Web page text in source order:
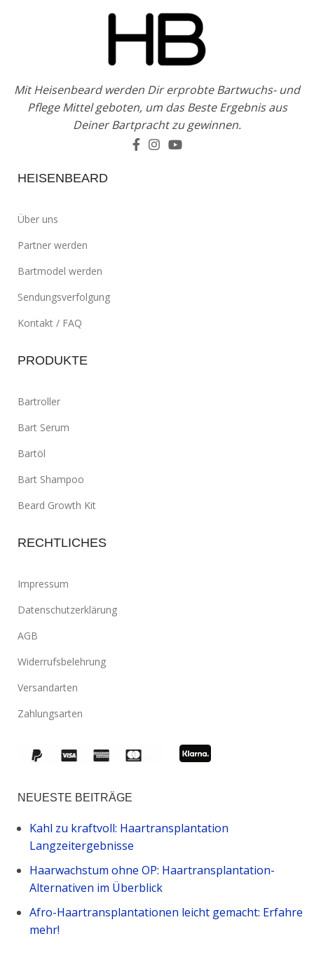
Mit Heisenbeard werden Dir erprobte Bartwuchs- und
Pflege Mittel geboten, um das Beste Ergebnis aus
Deiner Bartpracht zu gewinnen.
HEISENBEARD
Über uns
Partner werden
Bartmodel werden
Sendungsverfolgung
Kontakt / FAQ
PRODUKTE
Bartroller
Bart Serum
Bartöl
Bart Shampoo
Beard Growth Kit
RECHTLICHES
Impressum
Datenschutzerklärung
AGB
Widerrufsbelehrung
Versandarten
Zahlungsarten
NEUESTE BEITRÄGE
Kahl zu kraftvoll: Haartransplantation
Langzeitergebnisse
Haarwachstum ohne OP: Haartransplantation-
Alternativen im Überblick
Afro-Haartransplantationen leicht gemacht: Erfahre
mehr!